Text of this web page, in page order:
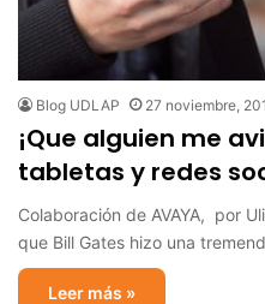
Blog UDLAP 27 noviembre,
¡Que alguien me
tabletas y redes
Colaboración de AVAYA, por
que Bill Gates hizo una
Leer más »